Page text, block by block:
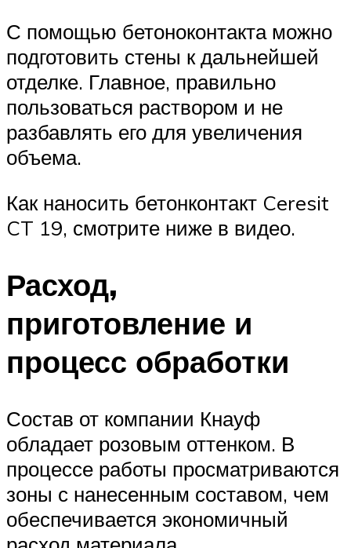
С помощью бетоноконтакта можно
подготовить стены к дальнейшей
отделке. Главное, правильно
пользоваться раствором и не
разбавлять его для увеличения
объема.
Как наносить бетонконтакт Ceresit
CT 19, смотрите ниже в видео.
Расход,
приготовление и
процесс обработки
Состав от компании Кнауф
обладает розовым оттенком. В
процессе работы просматриваются
зоны с нанесенным составом, чем
обеспечивается экономичный